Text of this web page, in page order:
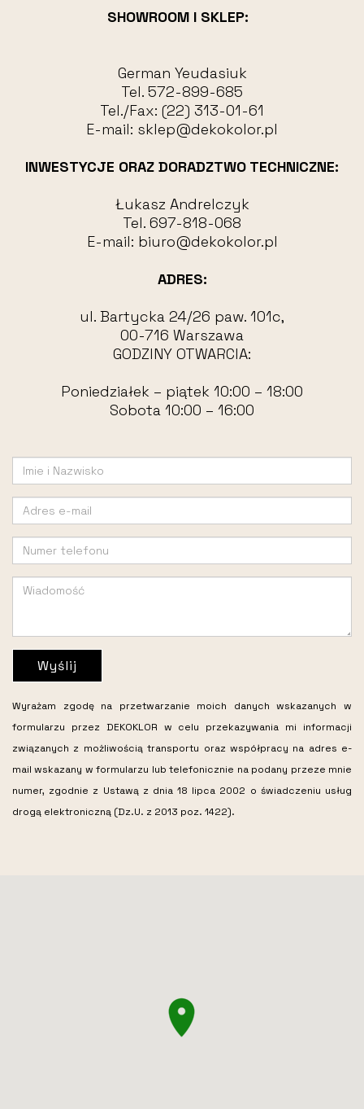
SHOWROOM I SKLEP:
German Yeudasiuk
Tel. 572-899-685
Tel./Fax: (22) 313-01-61
E-mail: sklep@dekokolor.pl
INWESTYCJE ORAZ DORADZTWO TECHNICZNE:
Łukasz Andrelczyk
Tel. 697-818-068
E-mail: biuro@dekokolor.pl
ADRES:
ul. Bartycka 24/26 paw. 101c,
00-716 Warszawa
GODZINY OTWARCIA:
Poniedziałek – piątek 10:00 – 18:00
Sobota 10:00 – 16:00
Wyślij
Wyrażam zgodę na przetwarzanie moich danych wskazanych w
formularzu przez DEKOKLOR w celu przekazywania mi informacji
związanych z możliwością transportu oraz współpracy na adres e-
mail wskazany w formularzu lub telefonicznie na podany przeze mnie
numer, zgodnie z Ustawą z dnia 18 lipca 2002 o świadczeniu usług
drogą elektroniczną (Dz.U. z 2013 poz. 1422).